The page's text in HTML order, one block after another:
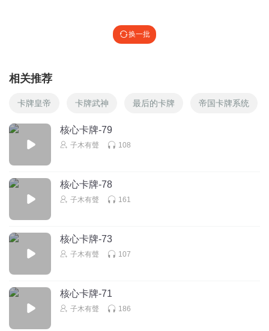
换一批
相关推荐
卡牌皇帝 卡牌武神 最后的卡牌 帝国卡牌系统
核心卡牌-79
子木有聲 108
核心卡牌-78
子木有聲 161
核心卡牌-73
子木有聲 107
核心卡牌-71
子木有聲 186